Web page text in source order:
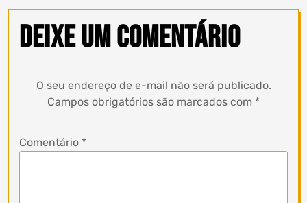
Deixe um comentário
O seu endereço de e-mail não será publicado.
Campos obrigatórios são marcados com *
Comentário *